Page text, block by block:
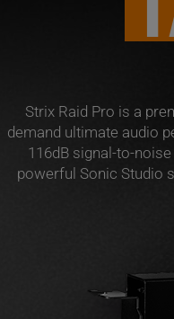
Strix Raid Pro is a
demand ultimate audio
116dB signal-to-
powerful Sonic Studio